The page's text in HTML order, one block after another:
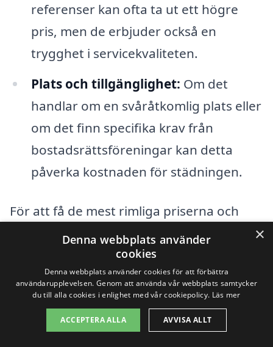
referenser kan ofta ta ut ett högre
pris, men de erbjuder också en
trygghet i servicekvaliteten.
Plats och tillgänglighet: Om det
handlar om en svåråtkomlig plats eller
om det finn specifika krav från
bostadsrättsföreningar kan detta
påverka kostnaden för städningen.
För att få de mest rimliga priserna och
bästa resultaten vid
trappstädning i
är det värt att begära offerter
från flera olika företag. Genom vår
plattform kan du enkelt jämföra priser
och tjänster från olika städfirmor i ditt
×
Denna webbplats använder
cookies
Denna webbplats använder cookies för att förbättra
användarupplevelsen. Genom att använda vår webbplats samtycker
du till alla cookies i enlighet med vår cookiepolicy. Läs mer
ACCEPTERA ALLA AVVISA ALLT